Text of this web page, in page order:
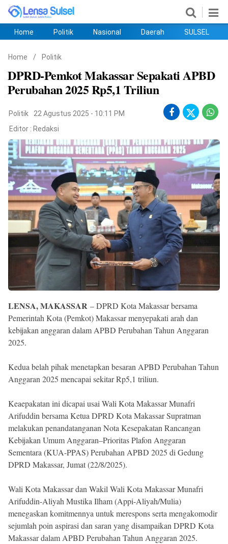
©
Copyright
2026
lensasulsel.com
.
All
Right
Reserved
Home Politik Nasional Daerah SULSEL
Home / Politik
DPRD-Pemkot Makassar Sepakati APBD
Perubahan 2025 Rp5,1 Triliun
Politik
22 Agustus 2025 - 10:11 PM
Editor : Redaksi
LENSA, MAKASSAR – DPRD Kota Makassar bersama
Pemerintah Kota (Pemkot) Makassar menyepakati arah dan
kebijakan anggaran dalam APBD Perubahan Tahun Anggaran
2025.
Kedua belah pihak menetapkan besaran APBD Perubahan Tahun
Anggaran 2025 mencapai sekitar Rp5,1 triliun.
Keaepakatan ini dicapai usai Wali Kota Makassar Munafri
Arifuddin bersama Ketua DPRD Kota Makassar Supratman
melakukan penandatanganan Nota Kesepakatan Rancangan
Kebijakan Umum Anggaran–Prioritas Plafon Anggaran
Sementara (KUA-PPAS) Perubahan APBD 2025 di Gedung
DPRD Makassar, Jumat (22/8/2025).
Wali Kota Makassar dan Wakil Wali Kota Makassar Munafri
Arifuddin-Aliyah Mustika Ilham (Appi-Aliyah/Mulia)
menegaskan komitmennya untuk merespons serta mengakomodir
sejumlah poin aspirasi dan saran yang disampaikan DPRD Kota
Makassar dalam APBD Perubahan Tahun Anggaran 2025.